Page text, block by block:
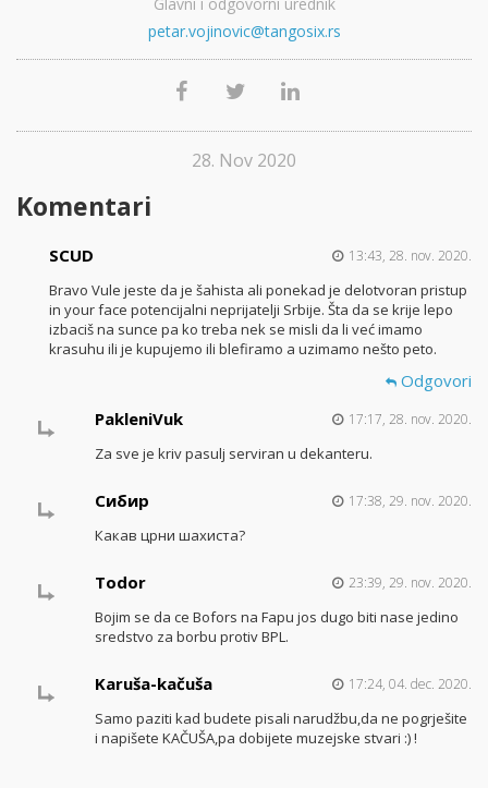
petar.vojinovic@tangosix.rs
28. Nov 2020
Komentari
SCUD 13:43, 28. nov. 2020.
Bravo Vule jeste da je šahista ali ponekad je delotvoran pristup
in your face potencijalni neprijatelji Srbije. Šta da se krije lepo
izbaciš na sunce pa ko treba nek se misli da li već imamo
krasuhu ili je kupujemo ili blefiramo a uzimamo nešto peto.
Odgovori
PakleniVuk
17:17, 28. nov. 2020.
Za sve je kriv pasulj serviran u dekanteru.
Сибир 17:38, 29. nov. 2020.
Какав црни шахиста?
Todor 23:39, 29. nov. 2020.
Bojim se da ce Bofors na Fapu jos dugo biti nase jedino
sredstvo za borbu protiv BPL.
Karuša-kačuša 17:24, 04. dec. 2020.
Samo paziti kad budete pisali narudžbu,da ne pogrješite
i napišete KAČUŠA,pa dobijete muzejske stvari :) !